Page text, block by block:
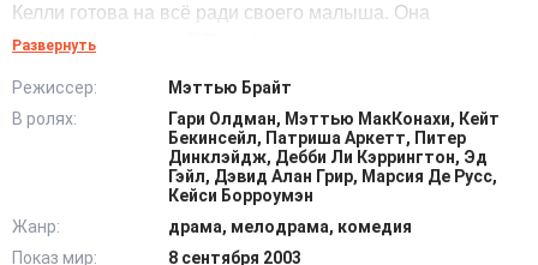
Келли готова на всё ради своего малыша. Она
знакомится с семьёй Рольфа и его низкорослыми
и его подружкой Люси.
Перед Кэрол открывается новый, неизвестный мир. И
самое главное, теперь она испытывает к Рольфу
больше, чем просто симпатию… @Filmix.fan
Развернуть
Режиссер:
Мэттью Брайт
В ролях:
Гари Олдман, Мэттью МакКонахи, Кейт
Бекинсейл, Патриша Аркетт, Питер
Динклэйдж, Дебби Ли Кэррингтон, Эд
Гэйл, Дэвид Алан Грир, Марсия Де Русс,
Кейси Борроумэн
Жанр:
драма, мелодрама, комедия
Показ мир:
8 сентября 2003